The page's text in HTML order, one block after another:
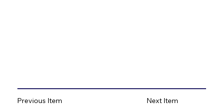
Previous Item Next Item